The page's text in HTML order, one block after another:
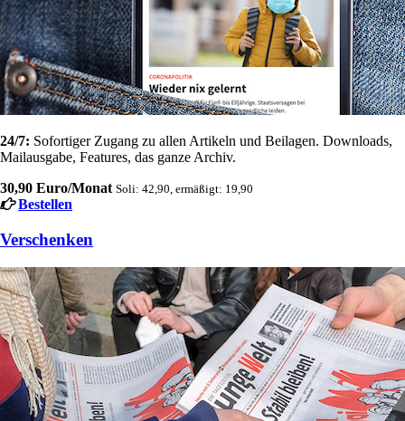
24/7: Sofortiger Zugang zu allen Artikeln und Beilagen. Downloads,
Mailausgabe, Features, das ganze Archiv.
30,90 Euro/Monat Soli: 42,90, ermäßigt: 19,90
Bestellen
Verschenken